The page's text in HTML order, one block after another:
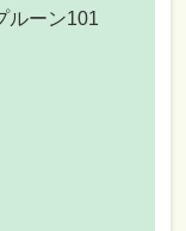
ルーン101